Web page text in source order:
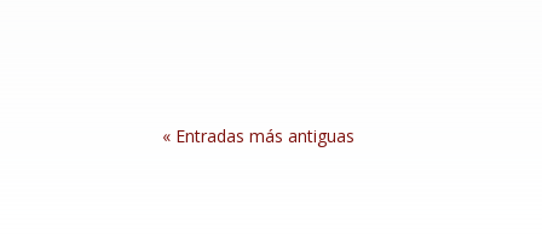
« Entradas más antiguas